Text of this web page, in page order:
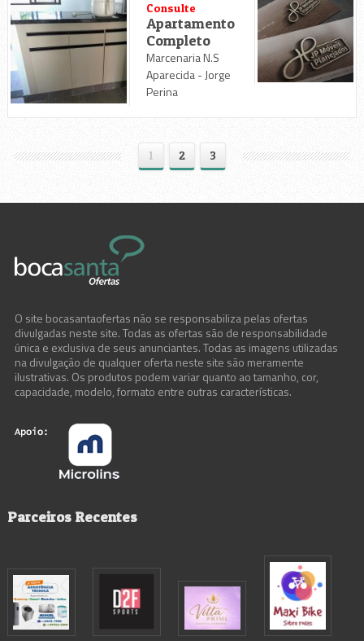
Consulte
Apartamento
Completo
Marcenaria N.S
Aparecida - Jorge
Perina
1 2 3
O site bocasantaofertas não se responsabiliza pelas ofertas
divulgadas neste site. Todas as ofertas são de responsabilidade
única e exclusiva de seus anunciantes. Todas as imagens utilizadas
na divulgação de qualquer oferta neste site são meramente
ilustrativas. Os produtos podem variar quanto ao tamanho, cor,
capacidade, modelo, formato entre outras características.
Parceiros Recentes